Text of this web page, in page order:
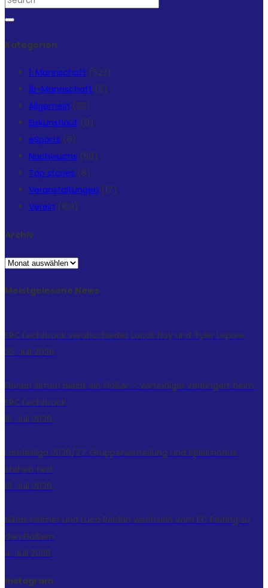
Kategorien
1. Mannschaft (522)
1b-Mannschaft (5)
Allgemein (33)
Eiskunstlauf (9)
eSports (6)
Nachwuchs (58)
Top stories (8)
Veranstaltungen (17)
Verein (103)
Archiv
Archiv
Meistgelesene News
ERC Lechbruck verabschiedet Lucas Hay und Tyler Lepore
22. Juli 2026
Florian Simon bleibt ein Flößer – Verteidiger verlängert beim
ERC Lechbruck
15. Juli 2026
Landesliga 2026/27: Gruppeneinteilung und Spielmodus
stehen fest
13. Juli 2026
Niklas Helmer und Luca Roldan wechseln vom EC Peiting zu
den Flößern
4. Juli 2026
Instagram